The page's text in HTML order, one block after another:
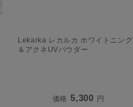
Lekarka レカルカ ホワイトニング
＆アクネUVパウダー
価格 5,300 円